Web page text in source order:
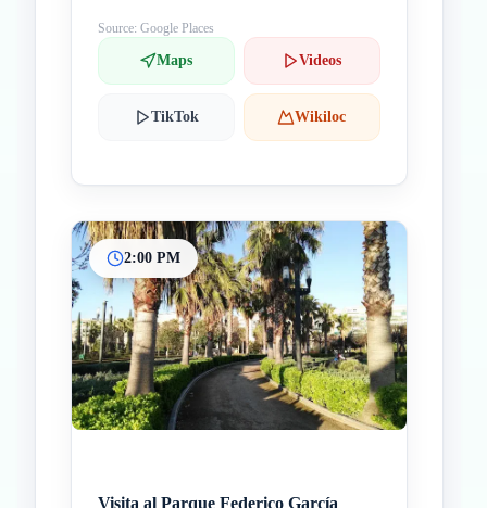
Source: Google Places
Maps Videos
TikTok Wikiloc
2:00 PM
Visita al Parque Federico García